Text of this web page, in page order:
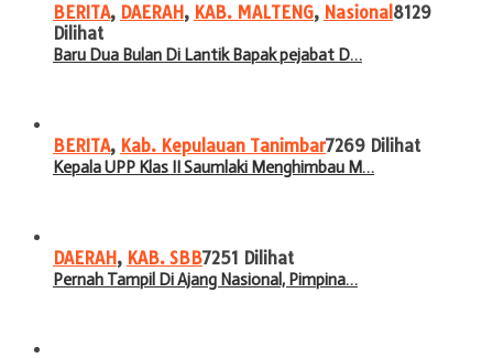
BERITA, DAERAH, KAB. MALTENG, Nasional 8129
Dilihat
Baru Dua Bulan Di Lantik Bapak pejabat D…
BERITA, Kab. Kepulauan Tanimbar7269 Dilihat
Kepala UPP Klas II Saumlaki Menghimbau M…
DAERAH, KAB. SBB7251 Dilihat
Pernah Tampil Di Ajang Nasional, Pimpina…